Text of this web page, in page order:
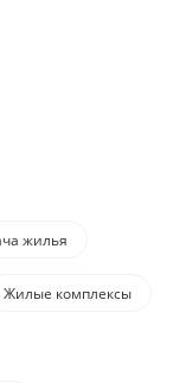
жилья
Жилые комплексы